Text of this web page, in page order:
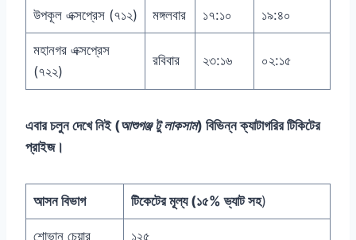
উপকূল এক্সপ্রেস (৭১২) মঙ্গলবার ১৭:১০ ১৯:৪০
মহানগর এক্সপ্রেস
(৭২২)
রবিবার ২৩:১৬ ০২:১৫
এবার চলুন দেখে নিই (আশুগঞ্জ টু লাকসাম) বিভিন্ন ক্যাটাগরির টিকিটের
প্রাইজ।
আসন বিভাগ টিকেটের মূল্য (১৫% ভ্যাট সহ)
শোভান চেয়ার ১২৫